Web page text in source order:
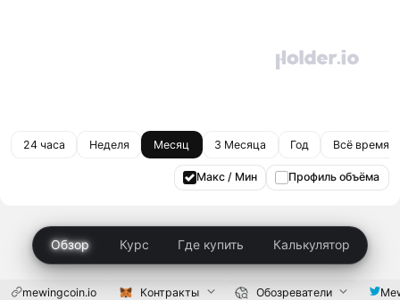
24 часа Неделя Месяц 3 Месяца Год Всё время
Макс / Мин Профиль объёма
Обзор Курс Где купить Калькулятор
mewingcoin.io Контракты Обозреватели